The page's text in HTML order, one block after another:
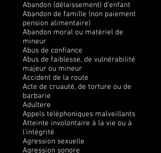
Abandon (délaissement) d’enfant
Abandon de famille (non paiement
pension alimentaire)
Abandon moral ou matériel de
mineur
Abus de confiance
Abus de faiblesse, de vulnérabilité
majeur ou mineur
Accident de la route
Acte de cruauté, de torture ou de
barbarie
Adultere
Appels téléphoniques malveillants
Atteinte involontaire à la vie ou à
l’intégrité
Agression sexuelle
Agression sonore